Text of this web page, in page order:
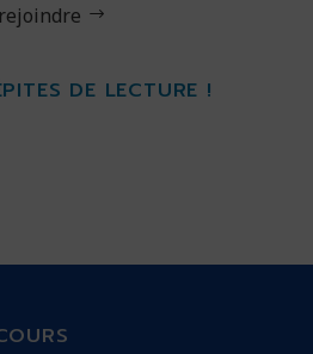
DE LECTURE !